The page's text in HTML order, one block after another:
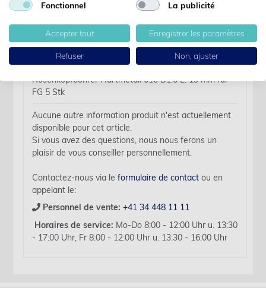
Des détails
Nom d'article:
Rosenkopfbohrer Hartmetall 010 D1.6 L: 19 mm für
FG 5 Stk
Aucune autre information produit n'est actuellement
disponible pour cet article.
Si vous avez des questions, nous nous ferons un
plaisir de vous conseiller personnellement.
Contactez-nous via leformulaire de contact ou en
appelant le:
Personnel de vente: +41 34 448 11 11
Horaires de service: Mo-Do 8:00 - 12:00 Uhr u. 13:30
- 17:00 Uhr, Fr 8:00 - 12:00 Uhr u. 13:30 - 16:00 Uhr
Fonctionnel La publicité
Accepter tout Enregistrer les paramètres
Refuser Non, ajuster